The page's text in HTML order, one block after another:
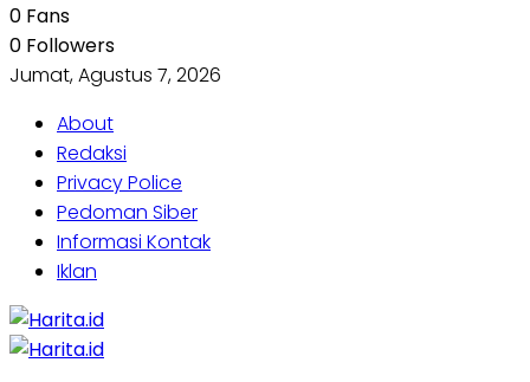
0 Fans
0 Followers
Jumat, Agustus 7, 2026
About
Redaksi
Privacy Police
Pedoman Siber
Informasi Kontak
Iklan